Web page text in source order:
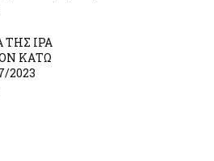
ΤΗΣ IPA
ΚΑΤΩ
2023